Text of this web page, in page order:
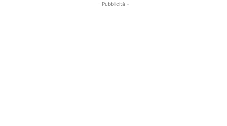
- Pubblicità -